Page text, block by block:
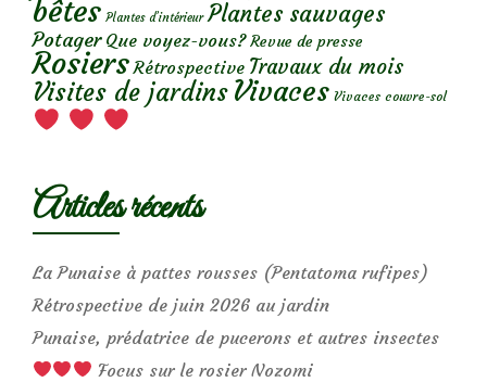
bêtes Plantes d’intérieur Plantes sauvages
Potager Que voyez-vous? Revue de presse
Rosiers Rétrospective Travaux du mois
Visites de jardins Vivaces Vivaces couvre-sol
Articles récents
La Punaise à pattes rousses (Pentatoma rufipes)
Rétrospective de juin 2026 au jardin
Punaise, prédatrice de pucerons et autres insectes
Focus sur le rosier Nozomi